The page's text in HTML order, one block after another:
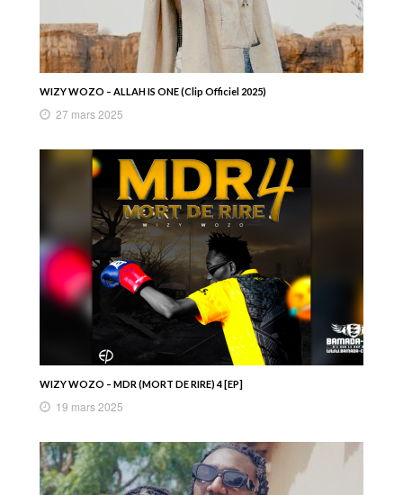
WIZY WOZO – ALLAH IS ONE (Clip Officiel 2025)
27 mars 2025
WIZY WOZO – MDR (MORT DE RIRE) 4 [EP]
19 mars 2025